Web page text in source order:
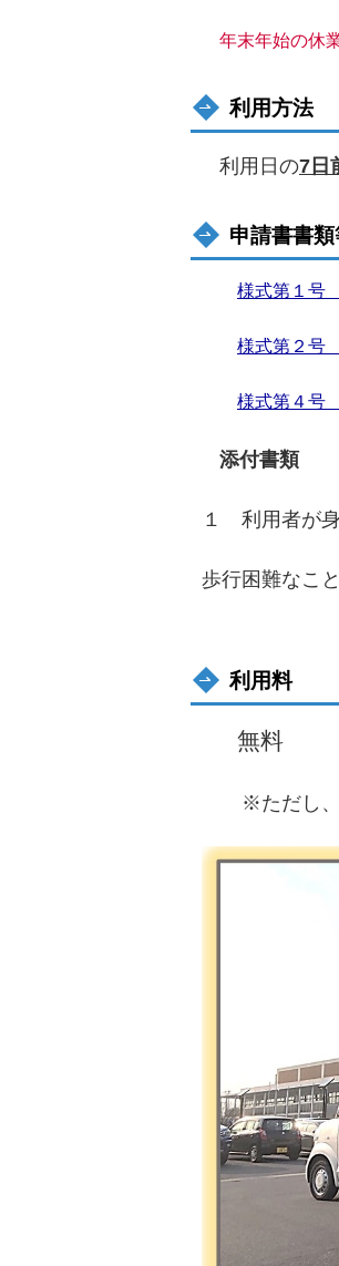
年末年始の休
利用方法
利用日の7日
申請書書類
様式第１号
様式第２号
様式第４号
添付書類
１ 利用者が
歩行困難なこ
利用料
無料
※ただし、